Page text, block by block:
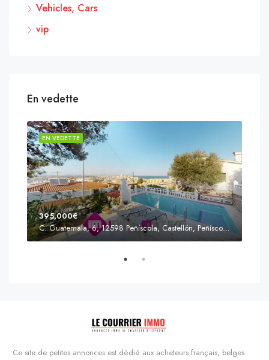
Vehicles, Cars
vip
En vedette
EN VEDETTE
395,000€
C. Guatemala, 6, 12598 Peñíscola, Castellón, Peñíscola, Communauté valencienne
Ce site de petites annonces est dédié aux acheteurs français, belges